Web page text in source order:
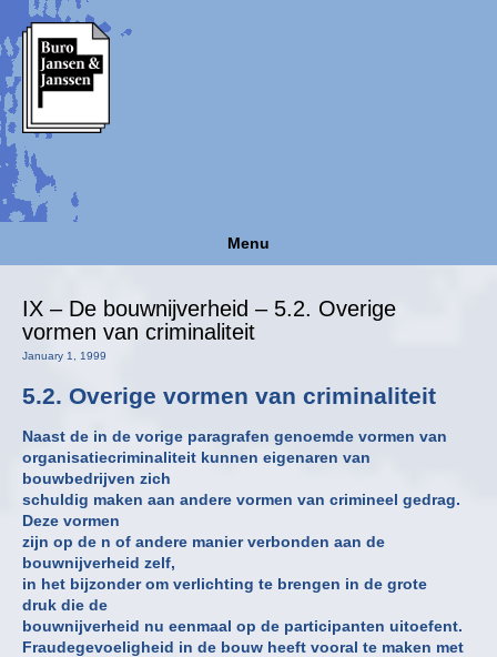
Menu
IX – De bouwnijverheid – 5.2. Overige
vormen van criminaliteit
January 1, 1999
5.2. Overige vormen van criminaliteit
Naast de in de vorige paragrafen genoemde vormen van
organisatiecriminaliteit kunnen eigenaren van
bouwbedrijven zich
schuldig maken aan andere vormen van crimineel gedrag.
Deze vormen
zijn op de n of andere manier verbonden aan de
bouwnijverheid zelf,
in het bijzonder om verlichting te brengen in de grote
druk die de
bouwnijverheid nu eenmaal op de participanten uitoefent.
Fraudegevoeligheid in de bouw heeft vooral te maken met